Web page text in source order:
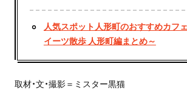
人気スポット人形町のおすすめカフ
イーツ散歩 人形町編まとめ～
取材・文・撮影＝ミスター黒猫